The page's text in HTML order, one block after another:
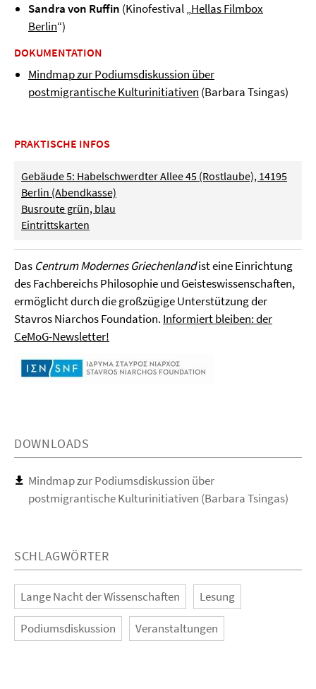
Sandra von Ruffin (Kinofestival „Hellas Filmbox
Berlin“)
DOKUMENTATION
Mindmap zur Podiumsdiskussion über
postmigrantische Kulturinitiativen (Barbara Tsingas)
PRAKTISCHE INFOS
Gebäude 5: Habelschwerdter Allee 45 (Rostlaube), 14195
Berlin (Abendkasse)
Busroute grün, blau
Eintrittskarten
Das Centrum Modernes Griechenlandist eine Einrichtung
des Fachbereichs Philosophie und Geisteswissenschaften,
ermöglicht durch die großzügige Unterstützung der
Stavros Niarchos Foundation. Informiert bleiben: der
CeMoG-Newsletter!
DOWNLOADS
Mindmap zur Podiumsdiskussion über
postmigrantische Kulturinitiativen (Barbara Tsingas)
SCHLAGWÖRTER
Lange Nacht der Wissenschaften Lesung
Podiumsdiskussion Veranstaltungen